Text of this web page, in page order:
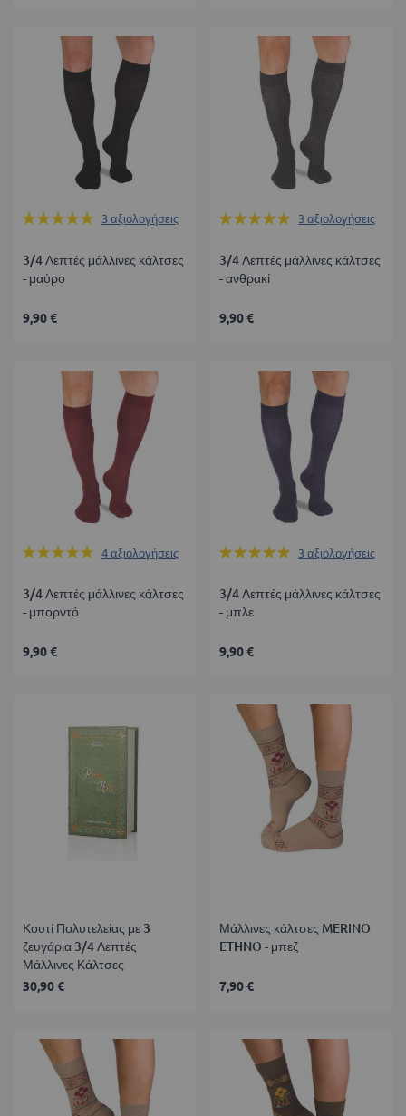
Βαθμολογία:
3 αξιολογήσεις
3/4 Λεπτές μάλλινες κάλτσες
- μαύρο
9,90 €
Βαθμολογία:
3αξιολογήσεις
3/4 Λεπτές μάλλινες κάλτσες
- ανθρακί
9,90 €
Βαθμολογία:
4 αξιολογήσεις
3/4 Λεπτές μάλλινες κάλτσες
- μπορντό
9,90 €
Βαθμολογία:
3αξιολογήσεις
3/4 Λεπτές μάλλινες κάλτσες
- μπλε
9,90 €
Κουτί Πολυτελείας με 3
ζευγάρια 3/4 Λεπτές
Μάλλινες Κάλτσες
30,90 €
Μάλλινες κάλτσες MERINO
ETHNO - μπεζ
7,90 €